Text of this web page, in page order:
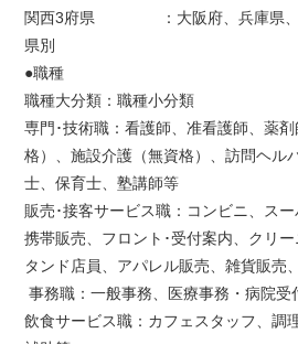
関西3府県 ：大阪府、兵庫県、
県別
●職種
職種大分類：職種小分類
専門･技術職：看護師、准看護師、薬
格）、施設介護（無資格）、訪問ヘル
士、保育士、塾講師等
販売･接客サービス職：コンビニ、スー
携帯販売、フロント･受付案内、クリ
タンド店員、アパレル販売、雑貨販売
事務職：一般事務、医療事務・病院受
飲食サービス職：カフェスタッフ、調